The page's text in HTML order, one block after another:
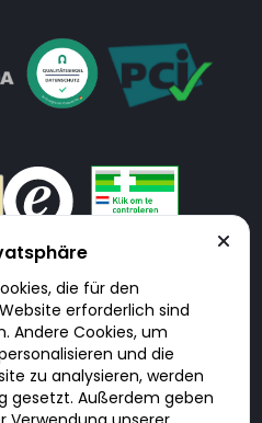
Doktorabc ist ausdrücklich
bietet keine Medikamente oder
diese. Jegliche Informationen zu
auf der Internetseite beinhalten
Für die Einhaltung der in Ihrem Land
sind Sie als Nutzer
Services auf Doktorabc durch
eigener Verantwortung. Sie erklären,
zu besuchen und zu nutzen.
die für den
erforderlich sind
Andere Cookies, um
und die
zu analysieren, werden
gesetzt. Außerdem geben